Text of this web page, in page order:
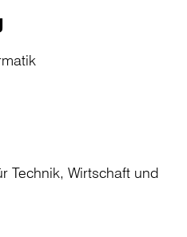
Technik, Wirtschaft und